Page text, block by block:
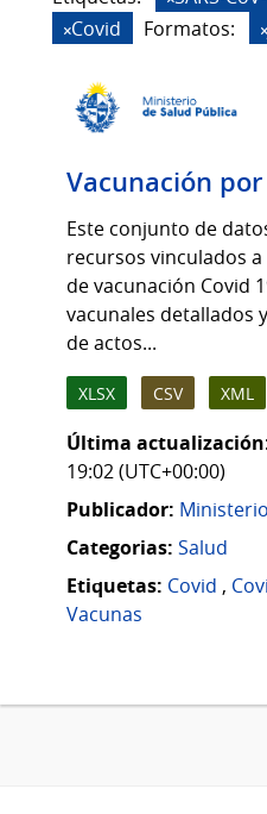
Covid
Formatos:
Vacunación
Este conjunto de
recursos vinculados
de vacunación Covid
vacunales detallados
de actos...
XLSX CSV XML
Última
19:02 (UTC+00:00)
Publicador:
Categorias: Salud
Etiquetas: Covid ,
Vacunas